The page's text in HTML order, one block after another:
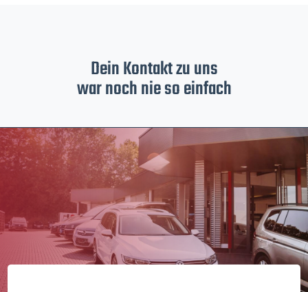
Dein Kontakt zu uns
war noch nie so einfach